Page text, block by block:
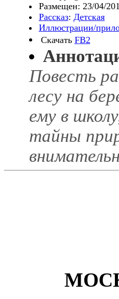
Размещен: 23/04/
Рассказ: Детская
Иллюстрации/
Скачать FB2
Повесть
лесу на
ему в
тайны